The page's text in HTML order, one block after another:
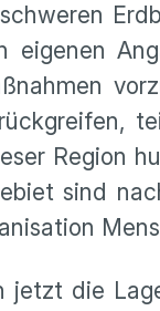
eigenen
Region
sind
jetzt die